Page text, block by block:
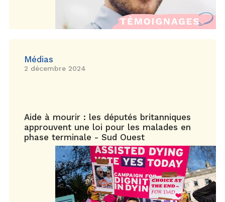
Médias
2 décembre 2024
Aide à mourir : les députés britanniques
approuvent une loi pour les malades en
phase terminale - Sud Ouest